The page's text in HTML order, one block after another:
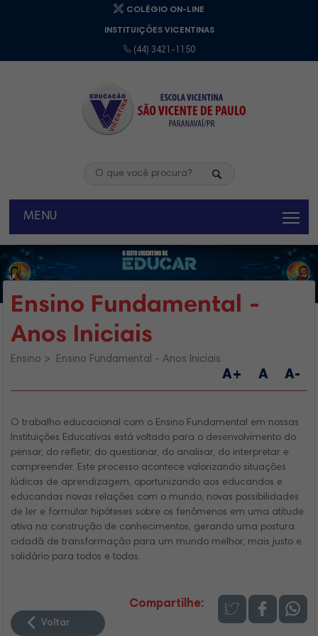
COLÉGIO ON-LINE
INSTITUIÇÕES VICENTINAS
(44) 3421-1150
MENU
Ensino Fundamental -
Anos Iniciais
Ensino Ensino Fundamental - Anos Iniciais
A+ A A-
O trabalho educacional com o Ensino Fundamental em nossas
Instituições Educativas está voltado para o desenvolvimento do
pensar, do refletir, do questionar, do analisar, do interpretar e
compreender. Este processo acontece valorizando situações
lúdicas de aprendizagem, oportunizando aos educandos e
educandas novas relações com o mundo, novas possibilidades
de ler e formular hipóteses sobre os fenômenos em uma atitude
ativa na construção de conhecimentos, gerando uma postura
cidadã de transformação para um mundo melhor, mais justo e
solidário para todos e todas.
Voltar
Compartilhe: